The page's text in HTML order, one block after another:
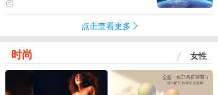
点击查看更多
时尚 女性